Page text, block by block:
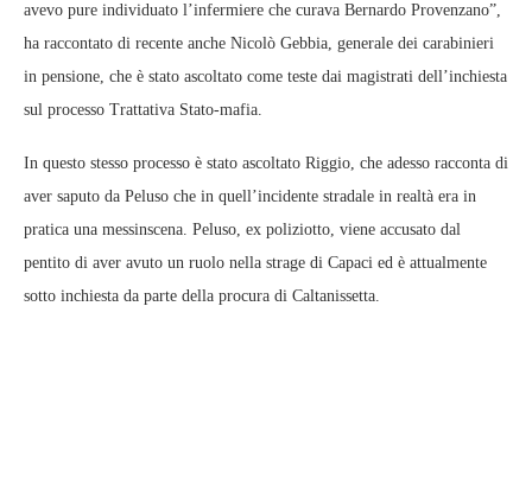
avevo pure individuato l’infermiere che curava Bernardo Provenzano”,
ha raccontato di recente anche Nicolò Gebbia, generale dei carabinieri
in pensione, che è stato ascoltato come teste dai magistrati dell’inchiesta
sul processo Trattativa Stato-mafia.
In questo stesso processo è stato ascoltato Riggio, che adesso racconta di
aver saputo da Peluso che in quell’incidente stradale in realtà era in
pratica una messinscena. Peluso, ex poliziotto, viene accusato dal
pentito di aver avuto un ruolo nella strage di Capaci ed è attualmente
sotto inchiesta da parte della procura di Caltanissetta.